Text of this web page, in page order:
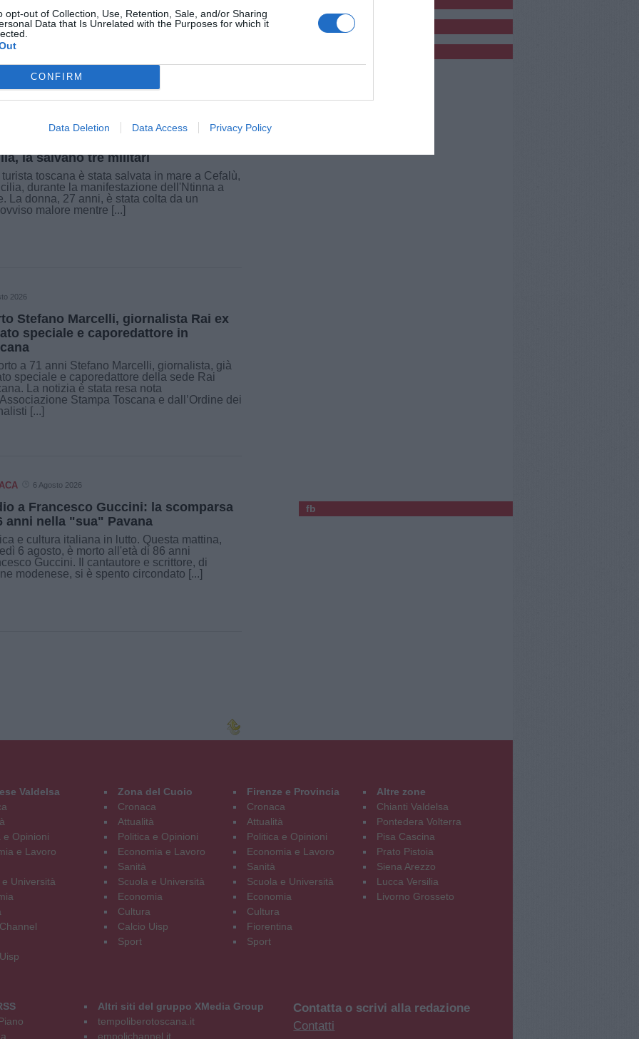
opt-out of Collection, Use, Retention, Sale, and/or Sharing
Data that Is Unrelated with the Purposes for which it
CONFIRM
Data Deletion Data Access Privacy Policy
di tragedie come quella di Altopascio”
la salvano tre militari
turista toscana è stata salvata in mare a Cefalù,
durante la manifestazione dell'Ntinna a
La donna, 27 anni, è stata colta da un
malore mentre [...]
2026
Stefano Marcelli, giornalista Rai ex
speciale e caporedattore in
a 71 anni Stefano Marcelli, giornalista, già
speciale e caporedattore della sede Rai
La notizia è stata resa nota
Stampa Toscana e dall’Ordine dei
[...]
6 Agosto 2026
a Francesco Guccini: la scomparsa
anni nella "sua" Pavana
e cultura italiana in lutto. Questa mattina,
6 agosto, è morto all'età di 86 anni
Guccini. Il cantautore e scrittore, di
modenese, si è spento circondato [...]
Pubblicità
fb
Valdelsa
e Opinioni
e Lavoro
e Università
Zona del Cuoio
Cronaca
Attualità
Politica e Opinioni
Economia e Lavoro
Sanità
Scuola e Università
Economia
Cultura
Calcio Uisp
Sport
Firenze e Provincia
Cronaca
Attualità
Politica e Opinioni
Economia e Lavoro
Sanità
Scuola e Università
Economia
Cultura
Fiorentina
Sport
Altre zone
Chianti Valdelsa
Pontedera Volterra
Pisa Cascina
Prato Pistoia
Siena Arezzo
Lucca Versilia
Livorno Grosseto
Altri siti del gruppo XMedia Group
tempoliberotoscana.it
empolichannel.it
Contatta o scrivi alla redazione
Contatti